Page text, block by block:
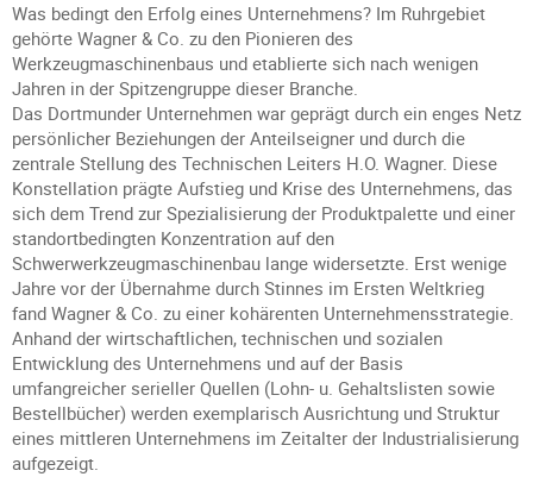
Was bedingt den Erfolg eines Unternehmens? Im Ruhrgebiet
gehörte Wagner & Co. zu den Pionieren des
Werkzeugmaschinenbaus und etablierte sich nach wenigen
Jahren in der Spitzengruppe dieser Branche.
Das Dortmunder Unternehmen war geprägt durch ein enges Netz
persönlicher Beziehungen der Anteilseigner und durch die
zentrale Stellung des Technischen Leiters H.O. Wagner. Diese
Konstellation prägte Aufstieg und Krise des Unternehmens, das
sich dem Trend zur Spezialisierung der Produktpalette und einer
standortbedingten Konzentration auf den
Schwerwerkzeugmaschinenbau lange widersetzte. Erst wenige
Jahre vor der Übernahme durch Stinnes im Ersten Weltkrieg
fand Wagner & Co. zu einer kohärenten Unternehmensstrategie.
Anhand der wirtschaftlichen, technischen und sozialen
Entwicklung des Unternehmens und auf der Basis
umfangreicher serieller Quellen (Lohn- u. Gehaltslisten sowie
Bestellbücher) werden exemplarisch Ausrichtung und Struktur
eines mittleren Unternehmens im Zeitalter der Industrialisierung
aufgezeigt.